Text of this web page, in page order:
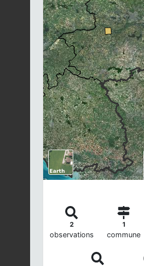
2
observations
1
commune